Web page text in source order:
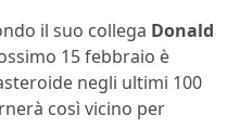
il suo collega Donald
15 febbraio è
negli ultimi 100
così vicino per